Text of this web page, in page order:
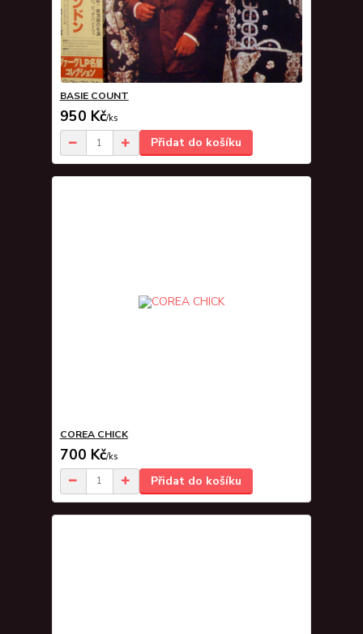
BASIE COUNT
950 Kč/ks
Přidat do košíku
COREA CHICK
700 Kč/ks
Přidat do košíku